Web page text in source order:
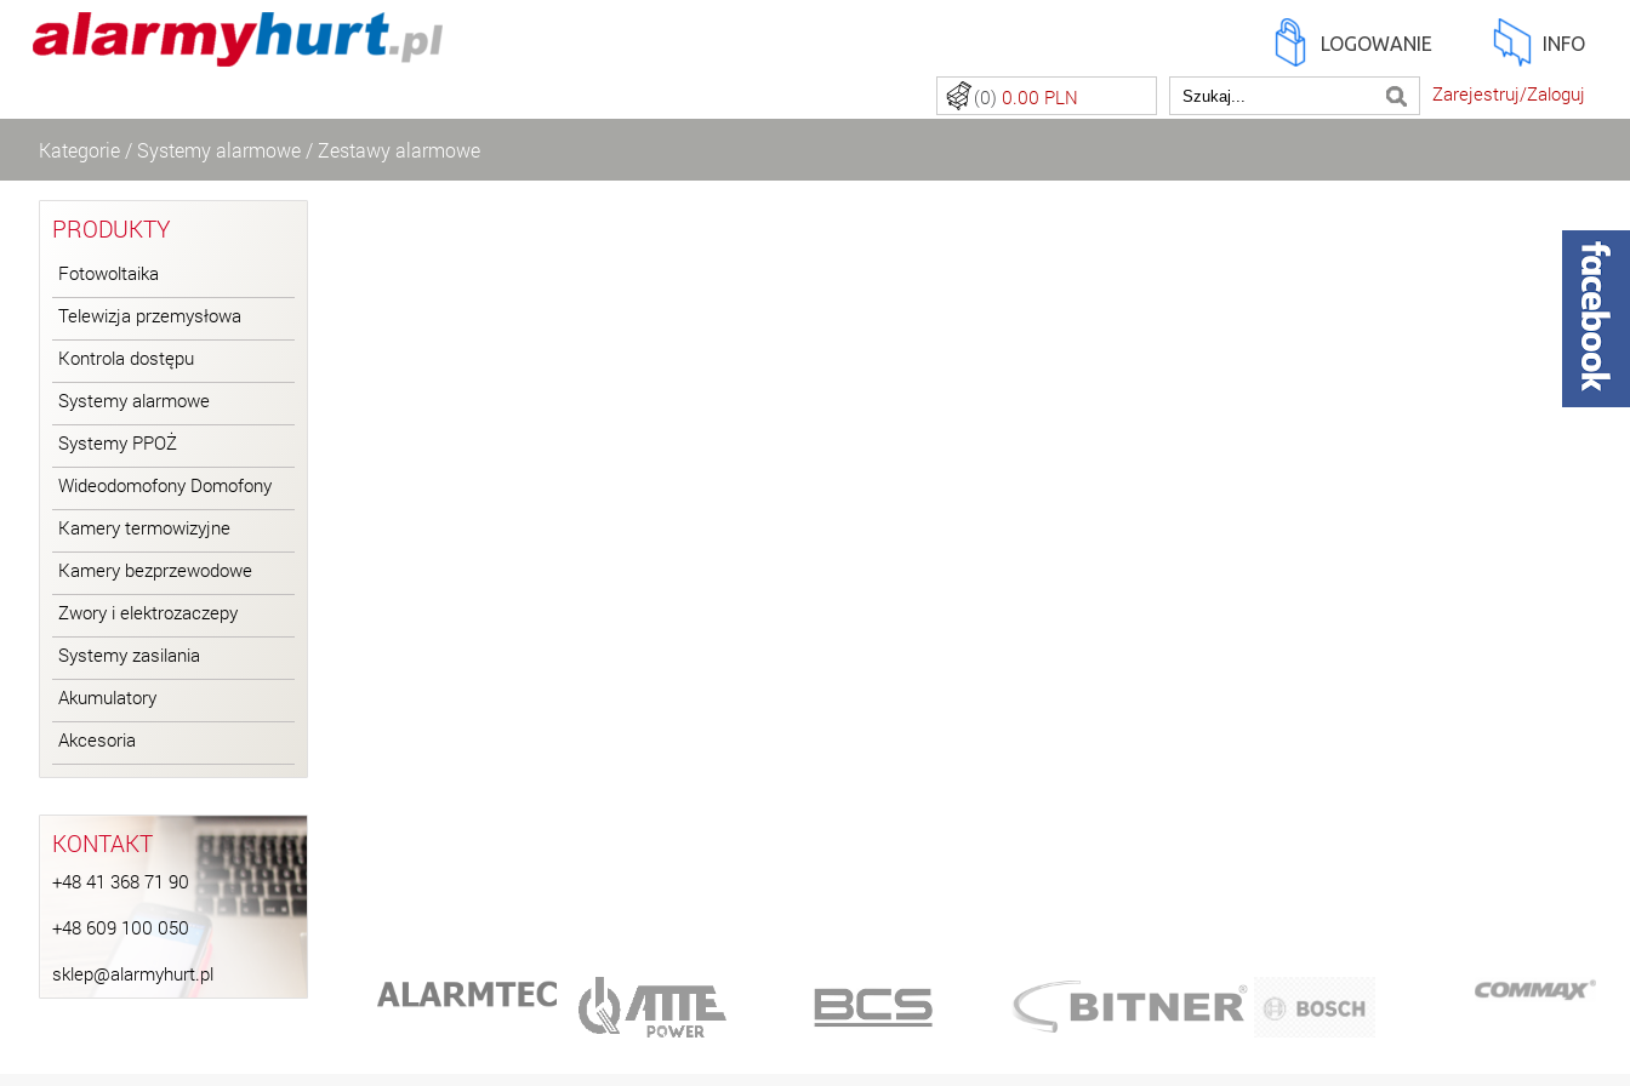
LOGOWANIE INFO
Zarejestruj/Zaloguj
(0) 0.00 PLN
Kategorie / Systemy alarmowe / Zestawy alarmowe
PRODUKTY
Fotowoltaika
Telewizja przemysłowa
Kontrola dostępu
Systemy alarmowe
Systemy PPOŻ
Wideodomofony Domofony
Kamery termowizyjne
Kamery bezprzewodowe
Zwory i elektrozaczepy
Systemy zasilania
Akumulatory
Akcesoria
KONTAKT
+48 41 368 71 90
+48 609 100 050
sklep@alarmyhurt.pl